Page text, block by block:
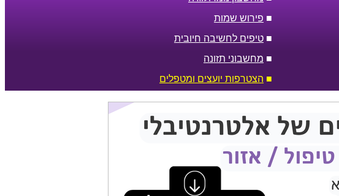
■ פירוש שמות
■ טיפים לחשיבה חיובית
■ מחשבוני תזונה
■ הצטרפות יועצים ומטפלים